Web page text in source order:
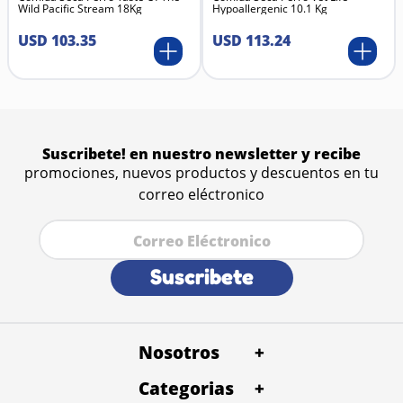
Contribuye a prevenir el aburrimiento y
comportamientos destructivos en mascotas activas.
Materiales
Nylon de alta densidad
Componentes no tóxicos y resistentes al desgaste
Wild Pacific Stream 18Kg
USD 103.35
Hypoallergenic 10.1 Kg
USD 113.24
Suscribete! en nuestro newsletter y recibe
promociones, nuevos productos y descuentos en tu
correo eléctronico
Suscribete
Nosotros
+
Quienes Somos
Categorias
+